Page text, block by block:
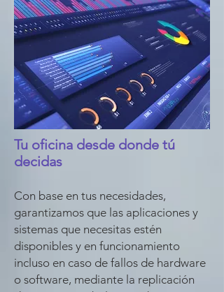
Tu oficina desde donde tú
decidas
Con base en tus necesidades,
garantizamos que las aplicaciones y
sistemas que necesitas estén
disponibles y en funcionamiento
incluso en caso de fallos de hardware
o software, mediante la replicación